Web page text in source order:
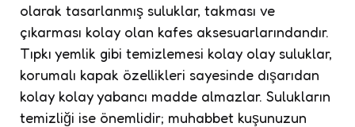
olarak tasarlanmış suluklar, takması ve
çıkarması kolay olan kafes aksesuarlarındandır.
Tıpkı yemlik gibi temizlemesi kolay olay suluklar,
korumalı kapak özellikleri sayesinde dışarıdan
kolay kolay yabancı madde almazlar. Sulukların
temizliği ise önemlidir; muhabbet kuşunuzun